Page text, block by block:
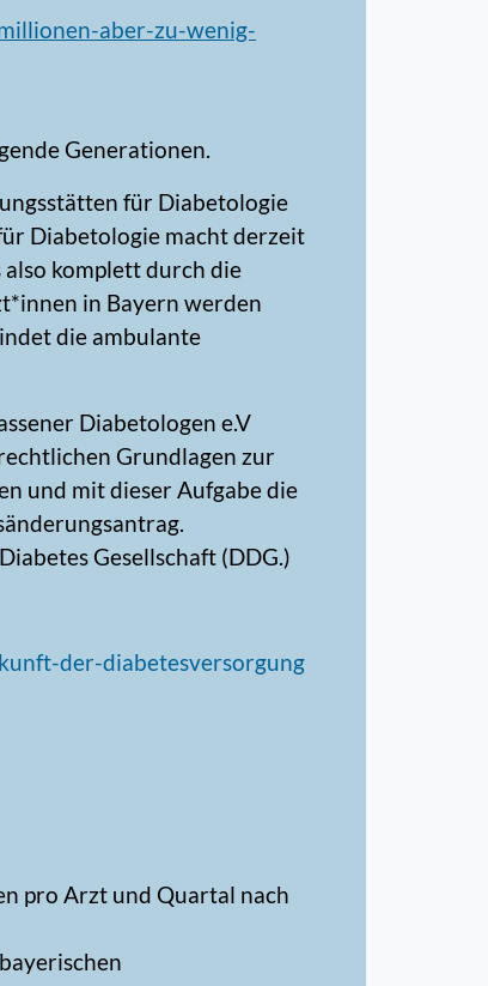
aber-zu-wenig-
Generationen.
für Diabetologie
Diabetologie macht derzeit
komplett durch die
in Bayern werden
die ambulante
Diabetologen e.V
Grundlagen zur
und mit dieser Aufgabe die
Gesellschaft (DDG.)
der-diabetesversorgung
pro Arzt und Quartal nach